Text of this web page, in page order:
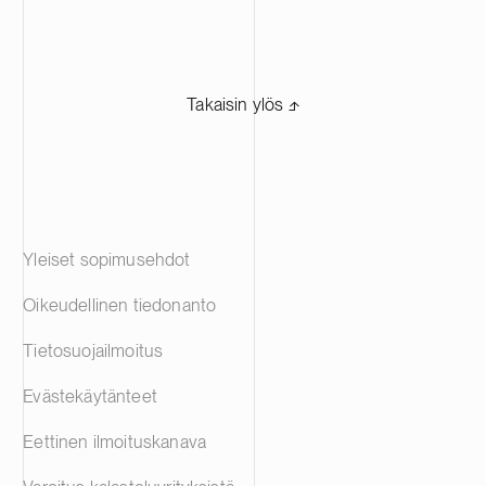
Takaisin ylös ⬏
Yleiset sopimusehdot
Oikeudellinen tiedonanto
Tietosuojailmoitus
Evästekäytänteet
Eettinen ilmoituskanava